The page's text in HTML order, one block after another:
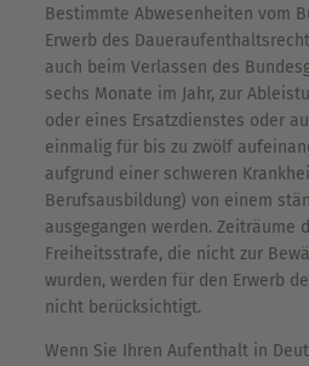
Bestimmte Abwesenheiten vom
Erwerb des
auch beim Verlassen des
sechs Monate im Jahr, zur
oder eines Ersatzdienstes oder
einmalig für bis zu zwölf
aufgrund einer schweren
Berufsausbildung) von einem
ausgegangen werden. Zeiträume
Freiheitsstrafe, die nicht zur
wurden, werden für den Erwerb
nicht berücksichtigt.
Wenn Sie Ihren Aufenthalt in